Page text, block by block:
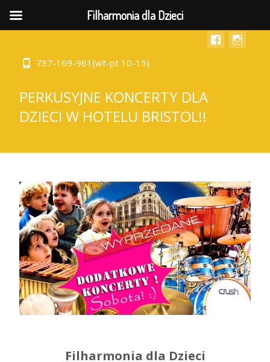
737-169-961(wt-pt 10-15)
PERKUSYJNE KONCERTY DLA
DZIECI W HOTELU BRISTOL!!
Filharmonia dla Dzieci
Filharmonia dla Dzieci